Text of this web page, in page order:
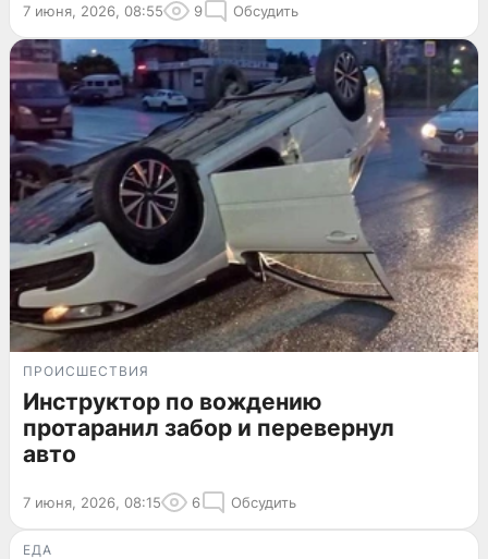
7 июня, 2026, 08:55 9 Обсудить
ПРОИСШЕСТВИЯ
Инструктор по вождению
протаранил забор и перевернул
авто
7 июня, 2026, 08:15 6 Обсудить
ЕДА